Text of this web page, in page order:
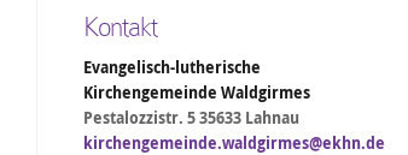
Kontakt
Evangelisch-lutherische
Kirchengemeinde Waldgirmes
Pestalozzistr. 5 35633 Lahnau
kirchengemeinde.waldgirmes@ekhn.de